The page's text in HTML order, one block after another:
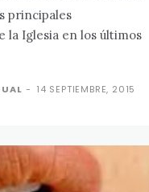
la Iglesia en los últimos
- 14 SEPTIEMBRE, 2015